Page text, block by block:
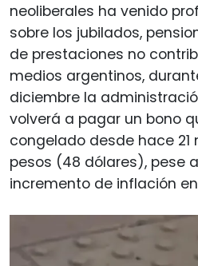
neoliberales ha venido
sobre los jubilados,
de prestaciones no
medios argentinos,
diciembre la
volverá a pagar un bono
congelado desde hace 21
pesos (48 dólares), pese
incremento de inflación